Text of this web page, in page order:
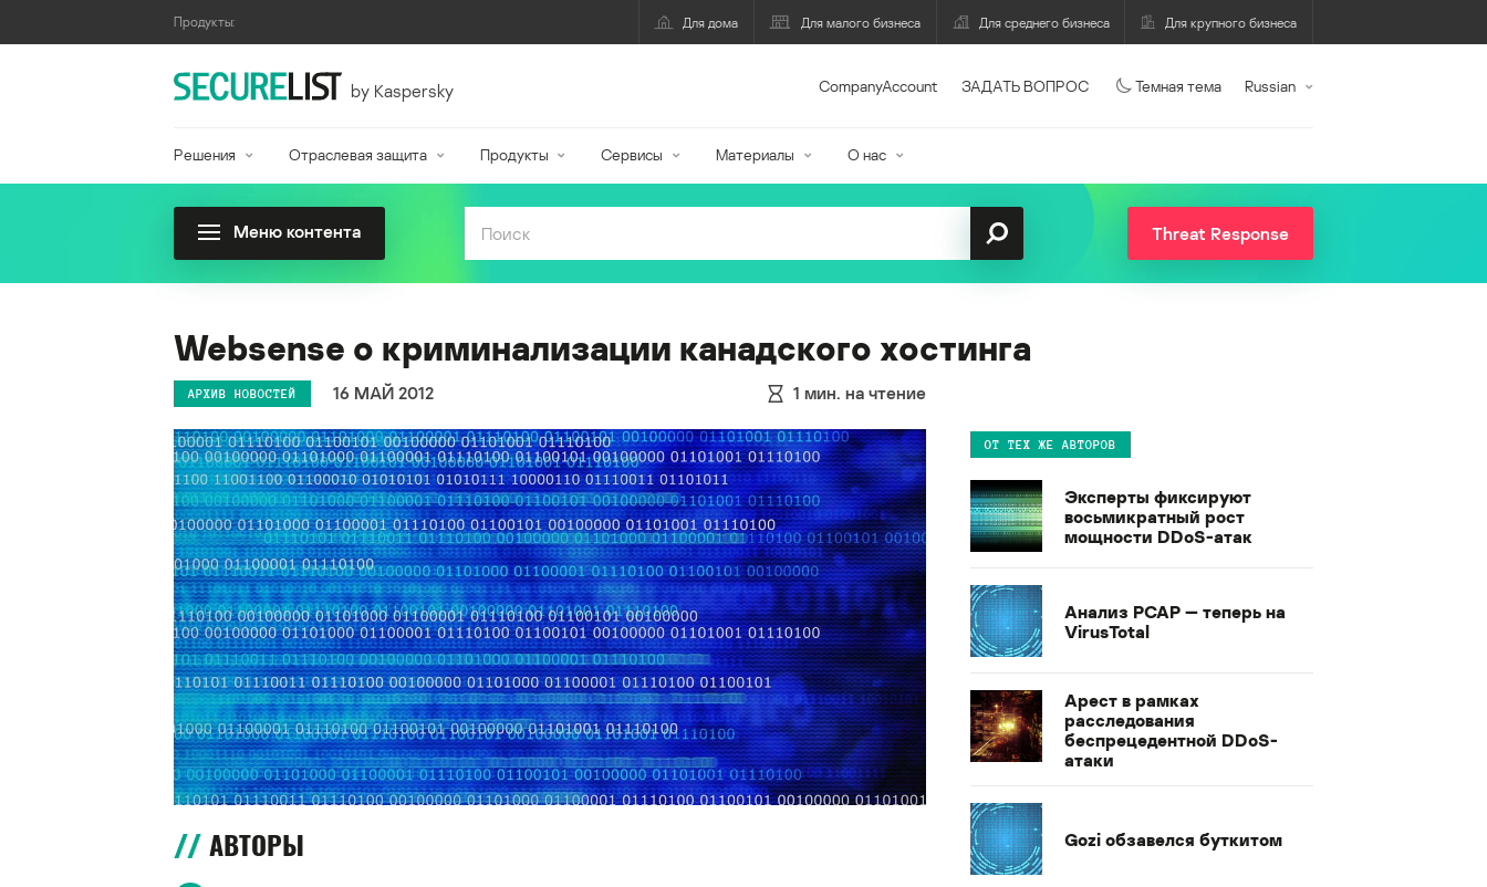
Продукты: Для дома Для малого бизнеса Для среднего бизнеса Для крупного бизнеса
by Kaspersky CompanyAccount ЗАДАТЬ ВОПРОС Темная тема Russian
Решения Отраслевая защита Продукты Сервисы Материалы О нас
Меню контента Threat Response
Websense о криминализации канадского хостинга
АРХИВ НОВОСТЕЙ 16 МАЙ 2012 1 мин. на чтение
АВТОРЫ
ОТ ТЕХ ЖЕ АВТОРОВ
Эксперты фиксируют
восьмикратный рост
мощности DDoS-атак
Анализ PCAP — теперь на
VirusTotal
Арест в рамках
расследования
беспрецедентной DDoS-
атаки
Gozi обзавелся буткитом